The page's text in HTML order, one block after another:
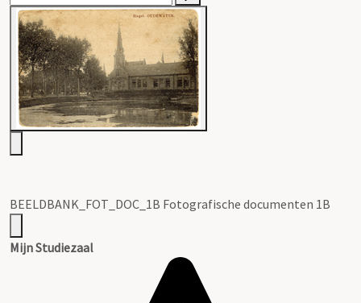
BEELDBANK_FOT_DOC_1B Fotografische documenten 1B
Mijn Studiezaal